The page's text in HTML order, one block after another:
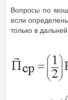
Вопросы по
если
только в